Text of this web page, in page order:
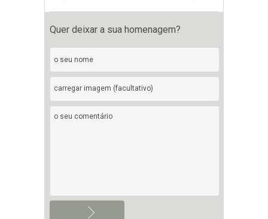
Quer deixar a sua homenagem?
carregar imagem (facultativo)